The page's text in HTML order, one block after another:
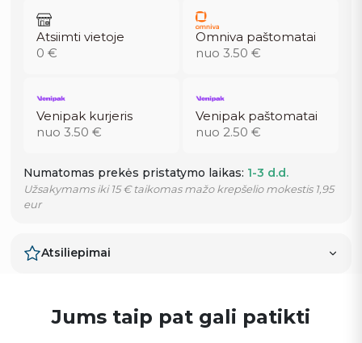
Atsiimti vietoje
0 €
Omniva paštomatai
nuo 3.50 €
Venipak kurjeris
nuo 3.50 €
Venipak paštomatai
nuo 2.50 €
Numatomas prekės pristatymo laikas: 1-3 d.d.
Užsakymams iki 15 € taikomas mažo krepšelio mokestis 1,95
eur
Atsiliepimai
Jums taip pat gali patikti